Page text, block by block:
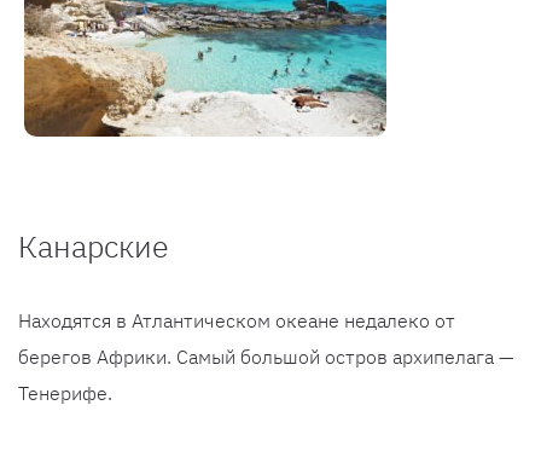
Канарские
Находятся в Атлантическом океане недалеко от
берегов Африки. Самый большой остров архипелага —
Тенерифе.